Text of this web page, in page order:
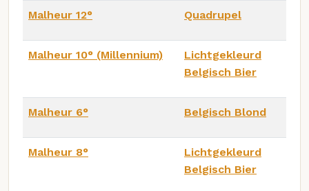
Malheur 12° Quadrupel
Malheur 10° (Millennium)
Lichtgekleurd
Belgisch Bier
Malheur 6° Belgisch Blond
Malheur 8°
Lichtgekleurd
Belgisch Bier